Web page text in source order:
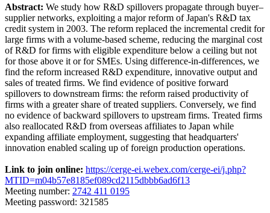
Abstract: We study how R&D spillovers propagate through buyer–
supplier networks, exploiting a major reform of Japan's R&D tax
credit system in 2003. The reform replaced the incremental credit for
large firms with a volume-based scheme, reducing the marginal cost
of R&D for firms with eligible expenditure below a ceiling but not
for those above it or for SMEs. Using difference-in-differences, we
find the reform increased R&D expenditure, innovative output and
sales of treated firms. We find evidence of positive forward
spillovers to downstream firms: the reform raised productivity of
firms with a greater share of treated suppliers. Conversely, we find
no evidence of backward spillovers to upstream firms. Treated firms
also reallocated R&D from overseas affiliates to Japan while
expanding affiliate employment, suggesting that headquarters'
innovation enabled scaling up of foreign production operations.
Link to join online: https://cerge-ei.webex.com/cerge-ei/j.php?
MTID=m04b57e8185ef089cd2115dbbb6ad6f13
Meeting number: 2742 411 0195
Meeting password: 321585